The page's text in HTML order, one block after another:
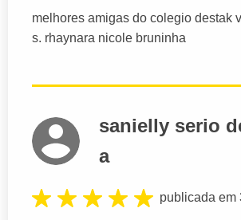
melhores amigas do colegio destak
s. rhaynara nicole bruninha
sanielly serio
a
publicada em